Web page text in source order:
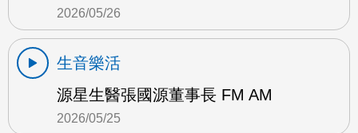
2026/05/26
生音樂活
源星生醫張國源董事長 FM AM
2026/05/25